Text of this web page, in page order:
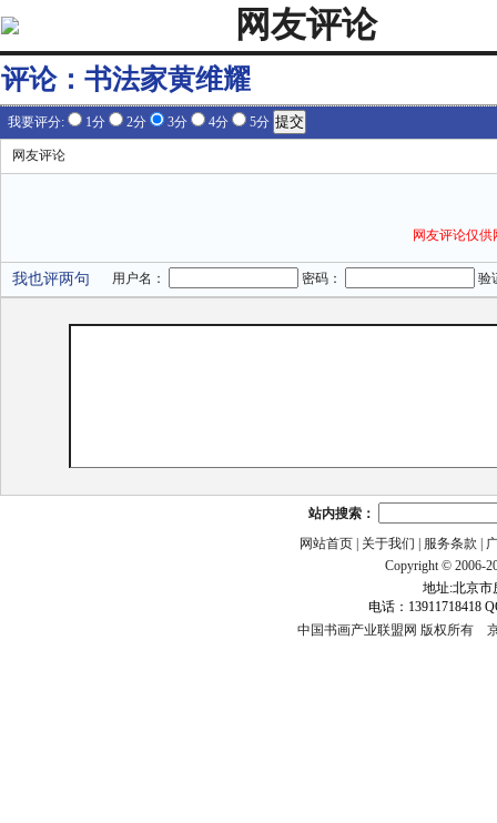
网友评论
评论： 书法家黄维耀
我要评分: 1分 2分 3分 4分 5分
网友评论
网友评论仅
我也评两句 用户名： 密码： 验
站内搜索：
网站首页
关于我们 服务条款
Copyright © 2006-
地址:北京市
电话：13911718418
中国书画产业联盟网 版权所有